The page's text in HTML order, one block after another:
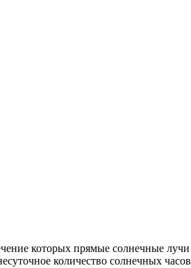
которых прямые солнечные
количество солнечных часов